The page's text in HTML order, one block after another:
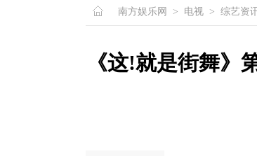
南方娱乐网 > 电视 > 综艺资
《这!就是街舞》